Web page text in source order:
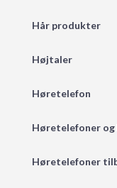
Hår produkter
Højtaler
Høretelefon
Høretelefoner og
Høretelefoner